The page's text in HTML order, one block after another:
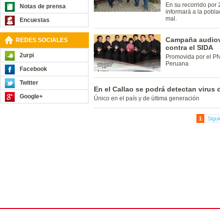
Notas de prensa
Encuestas
REDES SOCIALES
2urpi
Facebook
Twitter
Google+
En su recorrido por
informará a la
mal.
Campaña
contra el SIDA
Promovida por el
Peruana
En el Callao se podrá detectan virus
Único en el país y de última generación
1